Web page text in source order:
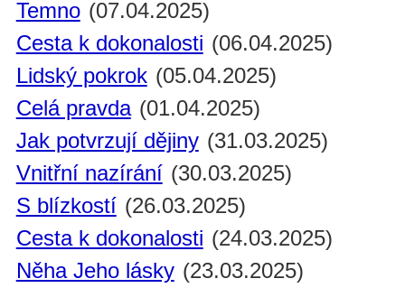
Temno (07.04.2025)
Cesta k dokonalosti (06.04.2025)
Lidský pokrok (05.04.2025)
Celá pravda (01.04.2025)
Jak potvrzují dějiny (31.03.2025)
Vnitřní nazírání (30.03.2025)
S blízkostí (26.03.2025)
Cesta k dokonalosti (24.03.2025)
Něha Jeho lásky (23.03.2025)